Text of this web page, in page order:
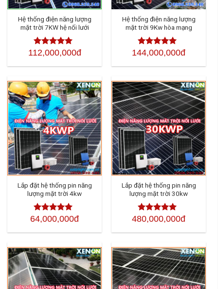
Hệ thống điện năng lượng
mặt trời 7KW hệ nối lưới
Được xếp
sao
112,000,000đ
Hệ thống điện năng lượng
mặt trời 9Kw hòa mạng
Được xếp
sao
144,000,000đ
Lắp đặt hệ thống pin năng
lượng mặt trời 4kw
Được xếp
5 sao
64,000,000đ
Lắp đặt hệ thống pin năng
lượng mặt trời 30kw
Được xếp
sao
480,000,000đ